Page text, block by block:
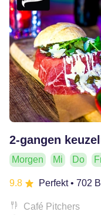
2-gangen
Morgen Mi Do
9.8 Perfekt• 702
Café Pitchers